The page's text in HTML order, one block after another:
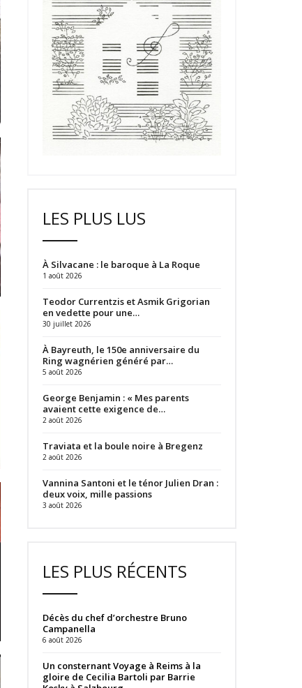
LES PLUS LUS
À Silvacane : le baroque à La Roque
1 août 2026
Teodor Currentzis et Asmik Grigorian
en vedette pour une…
30 juillet 2026
À Bayreuth, le 150e anniversaire du
Ring wagnérien généré par…
5 août 2026
George Benjamin : « Mes parents
avaient cette exigence de…
2 août 2026
Traviata et la boule noire à Bregenz
2 août 2026
Vannina Santoni et le ténor Julien Dran :
deux voix, mille passions
3 août 2026
LES PLUS RÉCENTS
Décès du chef d’orchestre Bruno
Campanella
6 août 2026
Un consternant Voyage à Reims à la
gloire de Cecilia Bartoli par Barrie